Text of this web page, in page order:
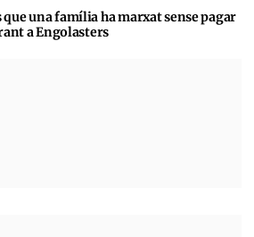
una família ha marxat sense pagar
a Engolasters